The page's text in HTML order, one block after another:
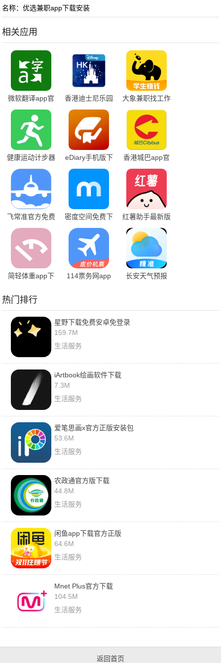
名称：优选兼职app下载安装
相关应用
微软翻译app官
方免费下载
香港迪士尼乐园
app安卓版
大象兼职找工作
软件
健康运动计步器
app官方版
eDiary手机版下
载
香港城巴app官
方下载
飞常准官方免费
下载
密度空间免费下
载安装
红薯助手最新版
简轻体重app下
114票务网app
长安天气预报
热门排行
星野下载免费安卓免登录
159.7M
生活服务
iArtbook绘画软件下载
7.3M
生活服务
爱笔思画x官方正版安装包
53.6M
生活服务
农政通官方版下载
44.8M
生活服务
闲鱼app下载官方正版
64.6M
生活服务
Mnet Plus官方下载
104.5M
生活服务
返回首页